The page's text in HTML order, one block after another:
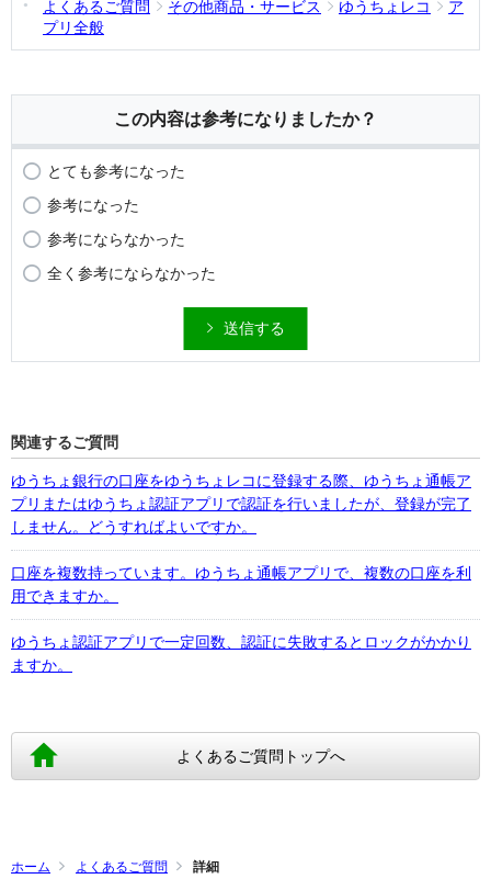
よくあるご質問 その他商品・サービス ゆうちょレコ
ア
プリ全般
この内容は参考になりましたか？
とても参考になった
参考になった
参考にならなかった
全く参考にならなかった
送信する
関連するご質問
ゆうちょ銀行の口座をゆうちょレコに登録する際、ゆうちょ通帳ア
プリまたはゆうちょ認証アプリで認証を行いましたが、登録が完了
しません。どうすればよいですか。
口座を複数持っています。ゆうちょ通帳アプリで、複数の口座を利
用できますか。
ゆうちょ認証アプリで一定回数、認証に失敗するとロックがかかり
ますか。
よくあるご質問トップへ
ホーム よくあるご質問 詳細